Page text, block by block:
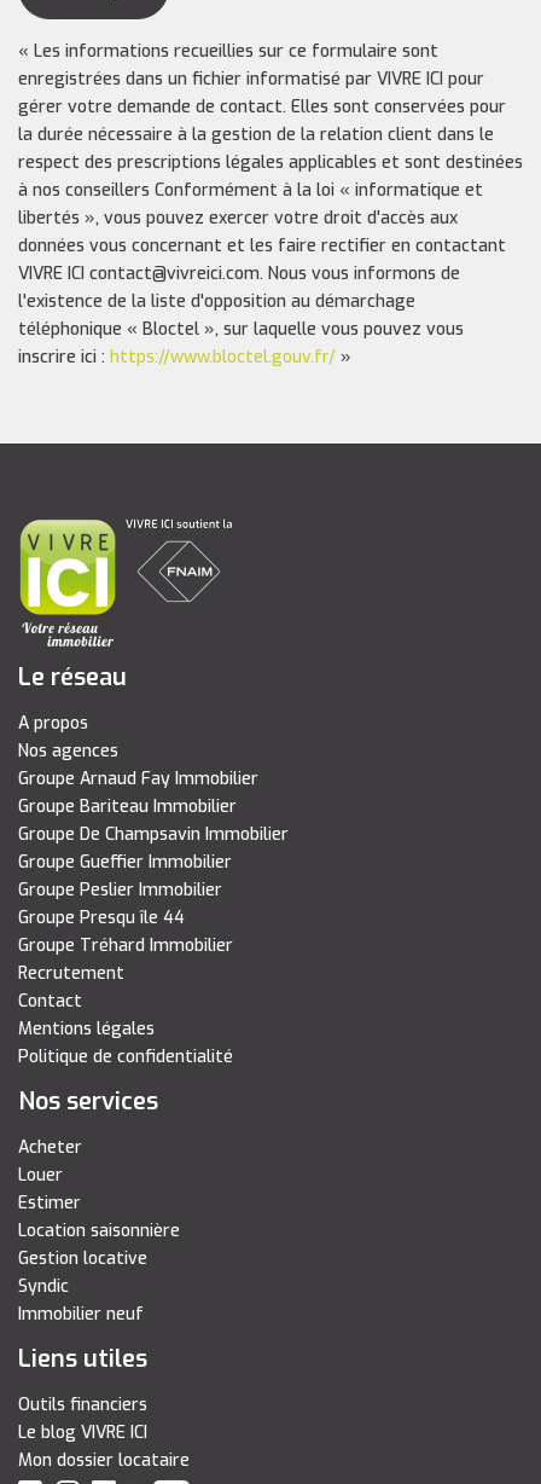
« Les informations recueillies sur ce formulaire sont
enregistrées dans un fichier informatisé par VIVRE ICI pour
gérer votre demande de contact. Elles sont conservées pour
la durée nécessaire à la gestion de la relation client dans le
respect des prescriptions légales applicables et sont destinées
à nos conseillers Conformément à la loi « informatique et
libertés », vous pouvez exercer votre droit d'accès aux
données vous concernant et les faire rectifier en contactant
VIVRE ICI contact@vivreici.com. Nous vous informons de
l'existence de la liste d'opposition au démarchage
téléphonique « Bloctel », sur laquelle vous pouvez vous
inscrire ici : https://www.bloctel.gouv.fr/ »
Le réseau
A propos
Nos agences
Groupe Arnaud Fay Immobilier
Groupe Bariteau Immobilier
Groupe De Champsavin Immobilier
Groupe Gueffier Immobilier
Groupe Peslier Immobilier
Groupe Presqu île 44
Groupe Tréhard Immobilier
Recrutement
Contact
Mentions légales
Politique de confidentialité
Nos services
Acheter
Louer
Estimer
Location saisonnière
Gestion locative
Syndic
Immobilier neuf
Liens utiles
Outils financiers
Le blog VIVRE ICI
Mon dossier locataire